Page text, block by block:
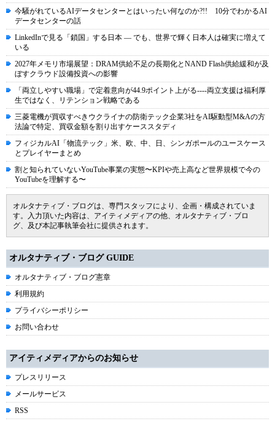
今騒がれているAIデータセンターとはいったい何なのか?!! 10分でわかるAI
データセンターの話
LinkedInで見る「鎖国」する日本 ― でも、世界で輝く日本人は確実に増えて
いる
2027年メモリ市場展望：DRAM供給不足の長期化とNAND Flash供給緩和が及
ぼすクラウド設備投資への影響
「両立しやすい職場」で定着意向が44.9ポイント上がる----両立支援は福利厚
生ではなく、リテンション戦略である
三菱電機が買収すべきウクライナの防衛テック企業3社をAI駆動型M&Aの方
法論で特定、買収金額を割り出すケーススタディ
フィジカルAI「物流テック」米、欧、中、日、シンガポールのユースケース
とプレイヤーまとめ
割と知られていないYouTube事業の実態〜KPIや売上高など世界規模で今の
YouTubeを理解する〜
オルタナティブ・ブログは、専門スタッフにより、企画・構成されていま
す。入力頂いた内容は、アイティメディアの他、オルタナティブ・ブロ
グ、及び本記事執筆会社に提供されます。
オルタナティブ・ブログ GUIDE
オルタナティブ・ブログ憲章
利用規約
プライバシーポリシー
お問い合わせ
アイティメディアからのお知らせ
プレスリリース
メールサービス
RSS